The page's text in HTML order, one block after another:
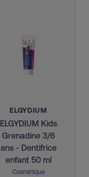
ELGYDIUM
ELGYDIUM Kids
Grenadine 3/6
ans - Dentifrice
enfant 50 ml
Cosmétique